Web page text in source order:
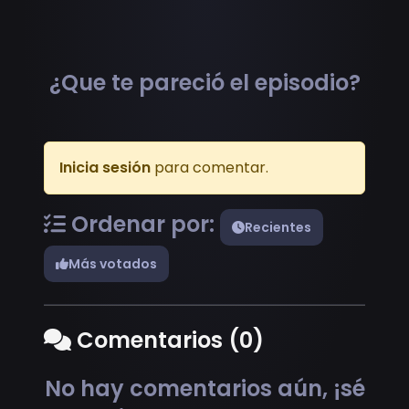
¿Que te pareció el episodio?
Inicia sesión para comentar.
Ordenar por:
Recientes
Más votados
Comentarios (0)
No hay comentarios aún, ¡sé